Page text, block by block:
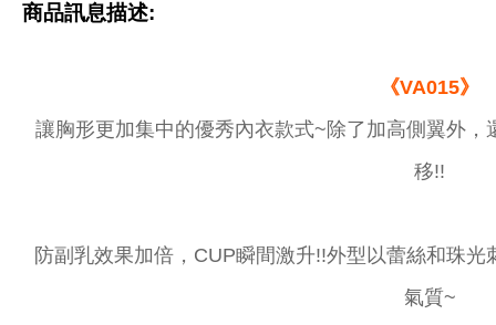
商品訊息描述:
《VA015》
讓胸形更加集中的優秀內衣款式~除了加高側翼外
移!!
防副乳效果加倍，CUP瞬間激升!!外型以蕾絲和珠
氣質~